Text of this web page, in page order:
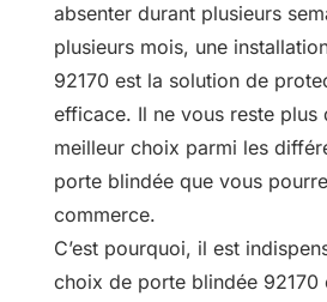
absenter durant plusieurs
plusieurs mois, une
92170 est la solution de
efficace. Il ne vous reste plus
meilleur choix parmi les
porte blindée que vous
commerce.
C’est pourquoi, il est
choix de porte blindée 92170